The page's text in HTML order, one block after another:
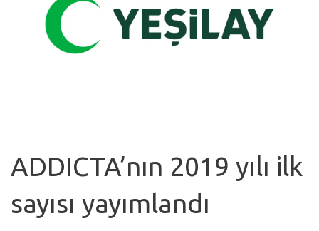
ADDICTA’nın 2019 yılı ilk
sayısı yayımlandı